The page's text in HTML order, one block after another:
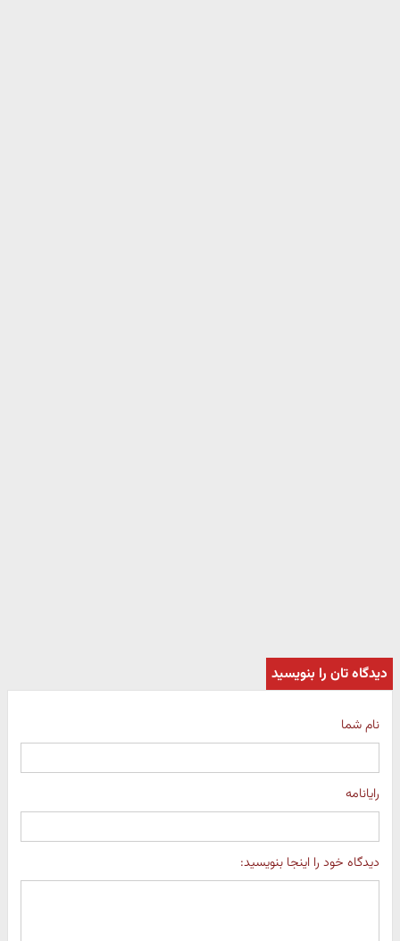
دیدگاه تان را بنویسید
نام شما
رایانامه
دیدگاه خود را اینجا بنویسید: